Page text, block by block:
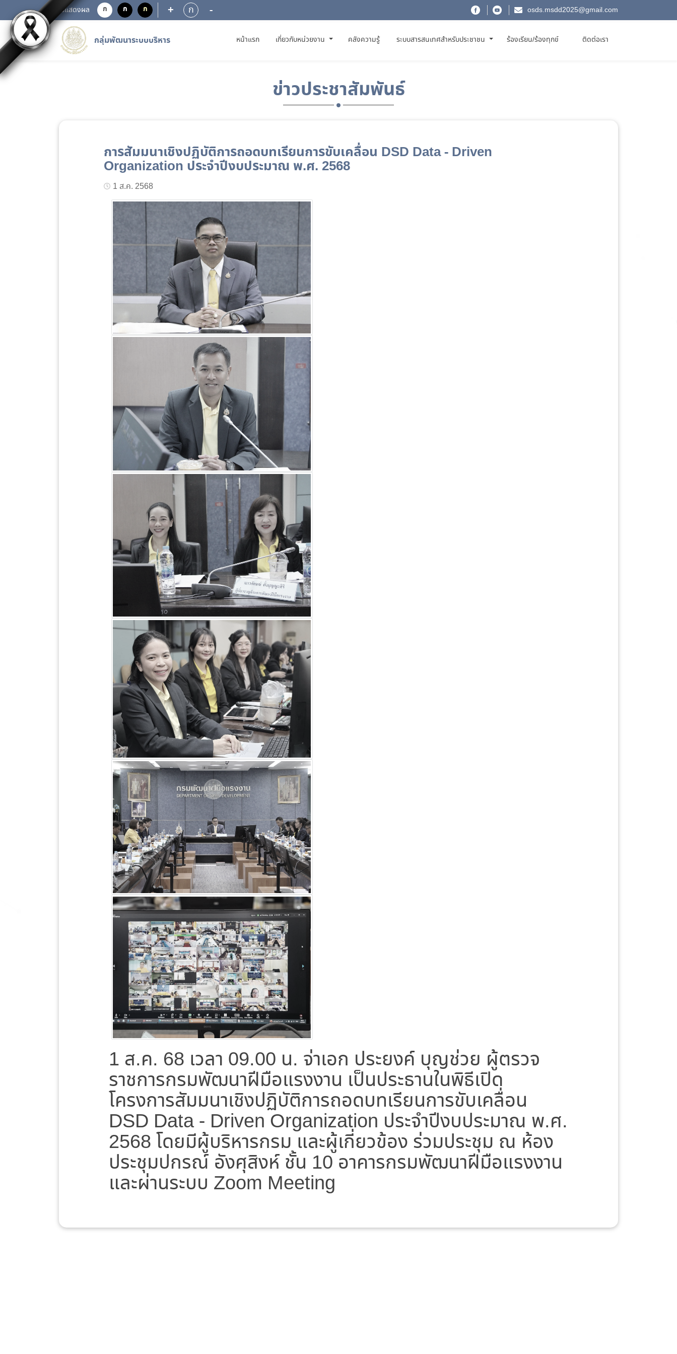
การแสดงผล ก ก ก + ก - osds.msdd2025@gmail.com
กลุ่มพัฒนาระบบบริหาร หน้าแรก(CURRENT)
เกี่ยวกับหน่วยงาน คลังความรู้ ระบบสารสนเทศสำหรับประชาชน ร้องเรียน/ร้องทุกข์ ติดต่อเรา
ข่าวประชาสัมพันธ์
การสัมมนาเชิงปฏิบัติการถอดบทเรียนการขับเคลื่อน DSD Data - Driven
Organization ประจำปีงบประมาณ พ.ศ. 2568
1 ส.ค. 2568
1 ส.ค. 68 เวลา 09.00 น. จ่าเอก ประยงค์ บุญช่วย ผู้ตรวจ
ราชการกรมพัฒนาฝีมือแรงงาน เป็นประธานในพิธีเปิด
โครงการสัมมนาเชิงปฏิบัติการถอดบทเรียนการขับเคลื่อน
DSD Data - Driven Organization ประจำปีงบประมาณ พ.ศ.
2568 โดยมีผู้บริหารกรม และผู้เกี่ยวข้อง ร่วมประชุม ณ ห้อง
ประชุมปกรณ์ อังศุสิงห์ ชั้น 10 อาคารกรมพัฒนาฝีมือแรงงาน
และผ่านระบบ Zoom Meeting